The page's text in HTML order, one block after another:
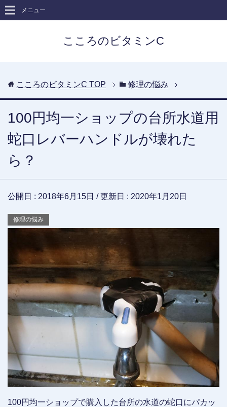
こころのビタミンC
メニュー
こころのビタミンC TOP 修理の悩み
100円均一ショップの台所水道用
蛇口レバーハンドルが壊れた
ら？
公開日 : 2018年6月15日 / 更新日 : 2020年1月20日
修理の悩み
100円均一ショップで購入した台所の水道の蛇口にパカッ